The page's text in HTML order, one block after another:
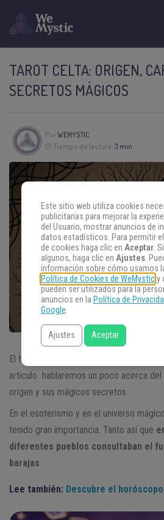
TAROT CELTA: ORIGEN,
SECRETOS MÁGICOS
PorWEMYSTIC
Tiempo de lectura: 3 min
El tarot tiene diferentes tiradas, cartas
artículo hablaremos un poco acerca del
origen y sus mágicos secretos.
En el esoterismo y en el universo
tenido gran importancia. Tanto así que
diferentes pueblos consultaban el
barajas
Lee también: Descubre el
Este sitio web utiliza cookies
publicitarias para mejorar la
del Usuario, mostrar anuncios de
datos estadísticos. Para permitir
de cookies haga clic en Aceptar.
algunos, haga clic en Ajustes.
información sobre cómo usamos
Política de Cookies de WeMysticy
pueden ser utilizados para la
anuncios en la Política de
Google.
Ajustes Aceptar